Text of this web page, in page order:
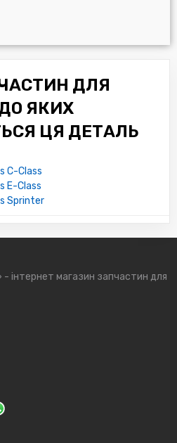
ДЛЯ
ЯКИХ
ЦЯ ДЕТАЛЬ
C-Class
E-Class
Sprinter
інтернет магазин запчастин для